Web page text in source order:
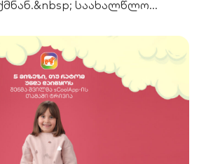
საახალწლო
ში ჩვენს პარტნიორებთან
შეთავაზებები მოვამზადეთ
📢 გაითვალისწინეთ:
მოქმედებს მხოლოდ
და ქეშბექის მისაღებად
წინასწარ გააქტიურება
თავგადასავლებისთვის
ლოგიკური აზროვნების